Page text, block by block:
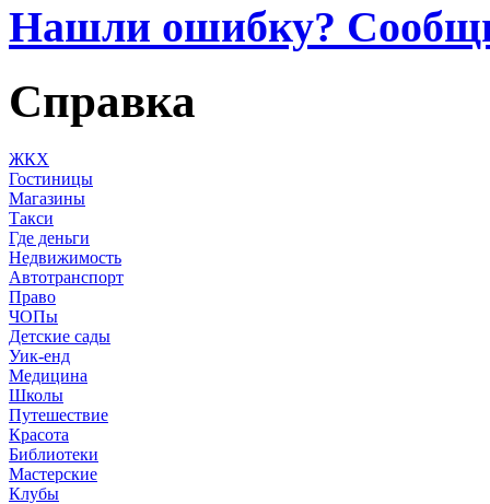
Нашли ошибку?
Справка
ЖКХ
Гостиницы
Магазины
Такси
Где деньги
Недвижимость
Автотранспорт
Право
ЧОПы
Детские сады
Уик-енд
Медицина
Школы
Путешествие
Красота
Библиотеки
Мастерские
Клубы